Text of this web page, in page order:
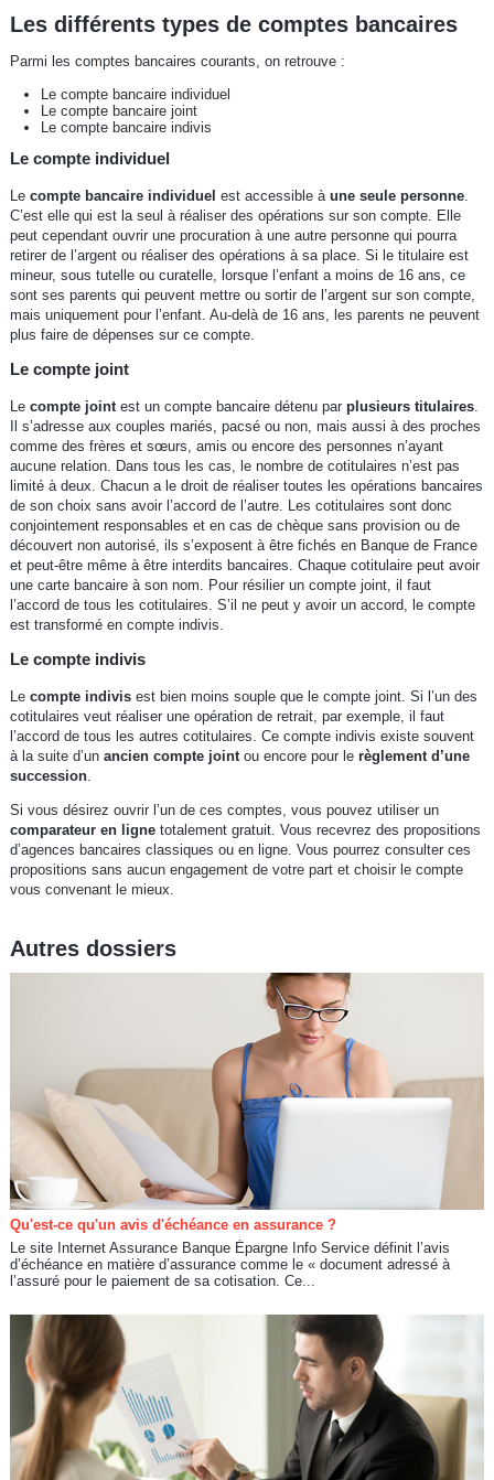
Les différents types de comptes bancaires
Parmi les comptes bancaires courants, on retrouve :
Le compte bancaire individuel
Le compte bancaire joint
Le compte bancaire indivis
Le compte individuel
Le compte bancaire individuel est accessible à une seule personne.
C’est elle qui est la seul à réaliser des opérations sur son compte. Elle
peut cependant ouvrir une procuration à une autre personne qui pourra
retirer de l’argent ou réaliser des opérations à sa place. Si le titulaire est
mineur, sous tutelle ou curatelle, lorsque l’enfant a moins de 16 ans, ce
sont ses parents qui peuvent mettre ou sortir de l’argent sur son compte,
mais uniquement pour l’enfant. Au-delà de 16 ans, les parents ne peuvent
plus faire de dépenses sur ce compte.
Le compte joint
Le compte jointest un compte bancaire détenu par plusieurs titulaires.
Il s’adresse aux couples mariés, pacsé ou non, mais aussi à des proches
comme des frères et sœurs, amis ou encore des personnes n’ayant
aucune relation. Dans tous les cas, le nombre de cotitulaires n’est pas
limité à deux. Chacun a le droit de réaliser toutes les opérations bancaires
de son choix sans avoir l’accord de l’autre. Les cotitulaires sont donc
conjointement responsables et en cas de chèque sans provision ou de
découvert non autorisé, ils s’exposent à être fichés en Banque de France
et peut-être même à être interdits bancaires. Chaque cotitulaire peut avoir
une carte bancaire à son nom. Pour résilier un compte joint, il faut
l’accord de tous les cotitulaires. S’il ne peut y avoir un accord, le compte
est transformé en compte indivis.
Le compte indivis
Le compte indivisest bien moins souple que le compte joint. Si l’un des
cotitulaires veut réaliser une opération de retrait, par exemple, il faut
l’accord de tous les autres cotitulaires. Ce compte indivis existe souvent
à la suite d’un ancien compte jointou encore pour le règlement d’une
succession.
Si vous désirez ouvrir l’un de ces comptes, vous pouvez utiliser un
comparateur en lignetotalement gratuit. Vous recevrez des propositions
d’agences bancaires classiques ou en ligne. Vous pourrez consulter ces
propositions sans aucun engagement de votre part et choisir le compte
vous convenant le mieux.
Autres dossiers
Qu'est-ce qu'un avis d'échéance en assurance ?
Le site Internet Assurance Banque Épargne Info Service définit l’avis
d’échéance en matière d’assurance comme le « document adressé à
l’assuré pour le paiement de sa cotisation. Ce...